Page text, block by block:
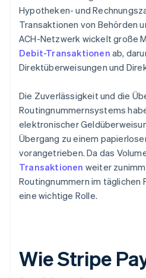
Hypotheken- und
Transaktionen von Behörden
ACH-Netzwerk wickelt große
Debit-Transaktionen ab,
Direktüberweisungen und
Die Zuverlässigkeit und die
Routingnummernsystems
elektronischer
Übergang zu einem
vorangetrieben. Da das
Transaktionen weiter
Routingnummern im täglichen
eine wichtige Rolle.
Wie Stripe